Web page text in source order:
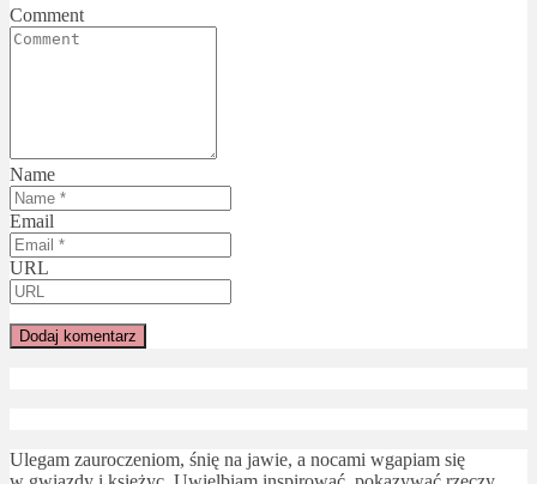
Comment
Name
Email
URL
Ulegam zauroczeniom, śnię na jawie, a nocami wgapiam się